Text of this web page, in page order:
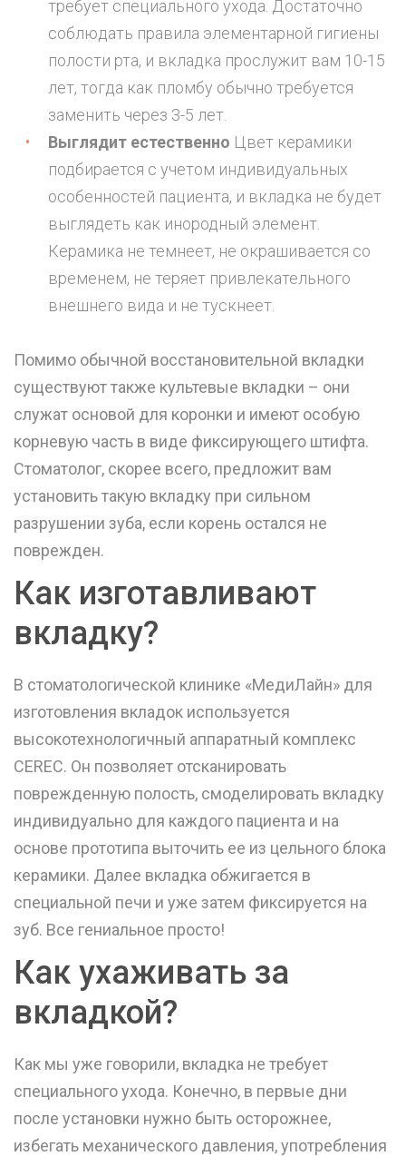
требует специального ухода. Достаточно
соблюдать правила элементарной гигиены
полости рта, и вкладка прослужит вам 10-15
лет, тогда как пломбу обычно требуется
заменить через 3-5 лет.
Выглядит естественно Цвет керамики
подбирается с учетом индивидуальных
особенностей пациента, и вкладка не будет
выглядеть как инородный элемент.
Керамика не темнеет, не окрашивается со
временем, не теряет привлекательного
внешнего вида и не тускнеет.
Помимо обычной восстановительной вкладки
существуют также культевые вкладки – они
служат основой для коронки и имеют особую
корневую часть в виде фиксирующего штифта.
Стоматолог, скорее всего, предложит вам
установить такую вкладку при сильном
разрушении зуба, если корень остался не
поврежден.
Как изготавливают
вкладку?
В стоматологической клинике «МедиЛайн» для
изготовления вкладок используется
высокотехнологичный аппаратный комплекс
CEREC. Он позволяет отсканировать
поврежденную полость, смоделировать вкладку
индивидуально для каждого пациента и на
основе прототипа выточить ее из цельного блока
керамики. Далее вкладка обжигается в
специальной печи и уже затем фиксируется на
зуб. Все гениальное просто!
Как ухаживать за
вкладкой?
Как мы уже говорили, вкладка не требует
специального ухода. Конечно, в первые дни
после установки нужно быть осторожнее,
избегать механического давления, употребления